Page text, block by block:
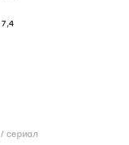
7,4
/ сериал